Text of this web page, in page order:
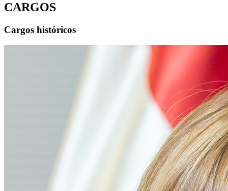
CARGOS
Cargos históricos